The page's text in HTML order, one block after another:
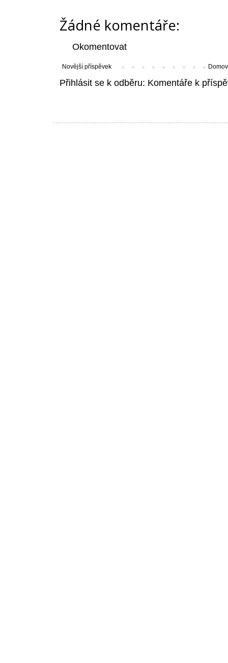
Žádné komentáře:
Okomentovat
Novější příspěvek
Přihlásit se k odběru: Komentáře k